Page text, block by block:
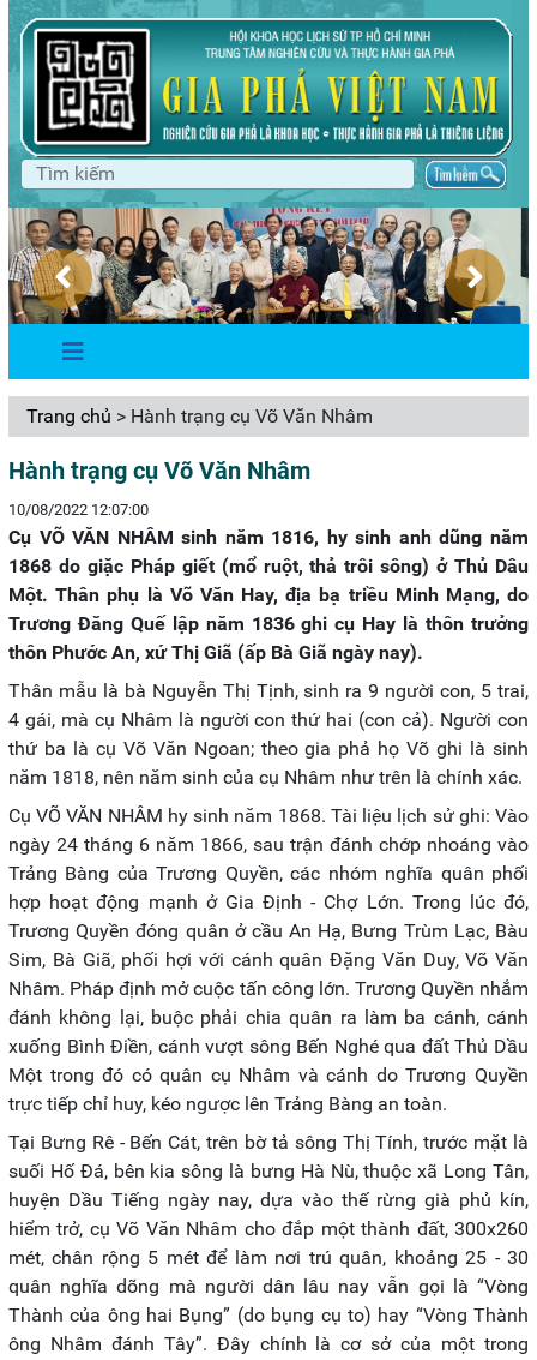
Trang chủ > Hành trạng cụ Võ Văn Nhâm
Hành trạng cụ Võ Văn Nhâm
10/08/2022 12:07:00
Cụ VÕ VĂN NHÂM sinh năm 1816, hy sinh anh dũng năm
1868 do giặc Pháp giết (mổ ruột, thả trôi sông) ở Thủ Dâu
Một. Thân phụ là Võ Văn Hay, địa bạ triều Minh Mạng, do
Trương Đăng Quế lập năm 1836 ghi cụ Hay là thôn trưởng
thôn Phước An, xứ Thị Giã (ấp Bà Giã ngày nay).
Thân mẫu là bà Nguyễn Thị Tịnh, sinh ra 9 người con, 5 trai,
4 gái, mà cụ Nhâm là người con thứ hai (con cả). Người con
thứ ba là cụ Võ Văn Ngoan; theo gia phả họ Võ ghi là sinh
năm 1818, nên năm sinh của cụ Nhâm như trên là chính xác.
Cụ VÕ VĂN NHÂM hy sinh năm 1868. Tài liệu lịch sử ghi: Vào
ngày 24 tháng 6 năm 1866, sau trận đánh chớp nhoáng vào
Trảng Bàng của Trương Quyền, các nhóm nghĩa quân phối
hợp hoạt động mạnh ở Gia Định - Chợ Lớn. Trong lúc đó,
Trương Quyền đóng quân ở cầu An Hạ, Bưng Trùm Lạc, Bàu
Sim, Bà Giã, phối hợi với cánh quân Đặng Văn Duy, Võ Văn
Nhâm. Pháp định mở cuộc tấn công lớn. Trương Quyền nhắm
đánh không lại, buộc phải chia quân ra làm ba cánh, cánh
xuống Bình Điền, cánh vượt sông Bến Nghé qua đất Thủ Dầu
Một trong đó có quân cụ Nhâm và cánh do Trương Quyền
trực tiếp chỉ huy, kéo ngược lên Trảng Bàng an toàn.
Tại Bưng Rê - Bến Cát, trên bờ tả sông Thị Tính, trước mặt là
suối Hố Đá, bên kia sông là bưng Hà Nù, thuộc xã Long Tân,
huyện Dầu Tiếng ngày nay, dựa vào thế rừng già phủ kín,
hiểm trở, cụ Võ Văn Nhâm cho đắp một thành đất, 300x260
mét, chân rộng 5 mét để làm nơi trú quân, khoảng 25 - 30
quân nghĩa dõng mà người dân lâu nay vẫn gọi là “Vòng
Thành của ông hai Bụng” (do bụng cụ to) hay “Vòng Thành
ông Nhâm đánh Tây”. Đây chính là cơ sở của một trong